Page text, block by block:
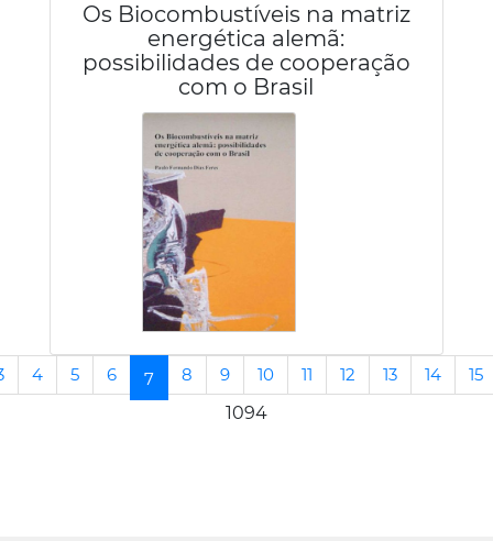
Os Biocombustíveis na matriz
energética alemã:
possibilidades de cooperação
com o Brasil
4 5 6 7(current)
8 9 10 11 12 13 14
15
1094